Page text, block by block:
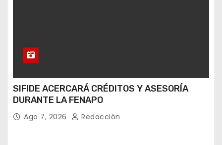
SIFIDE ACERCARÁ CRÉDITOS Y ASESORÍA
DURANTE LA FENAPO
Ago 7, 2026 Redacción